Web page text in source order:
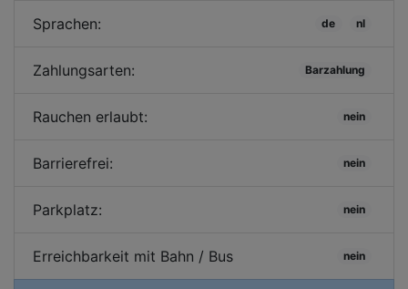
Sprachen: de nl
Zahlungsarten: Barzahlung
Rauchen erlaubt: nein
Barrierefrei: nein
Parkplatz: nein
Erreichbarkeit mit Bahn / Bus nein